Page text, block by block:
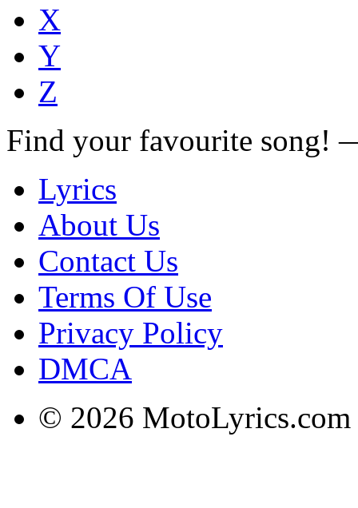
X
Y
Z
Find your favourite song!
Lyrics
About Us
Contact Us
Terms Of Use
Privacy Policy
DMCA
© 2026 MotoLyrics.com